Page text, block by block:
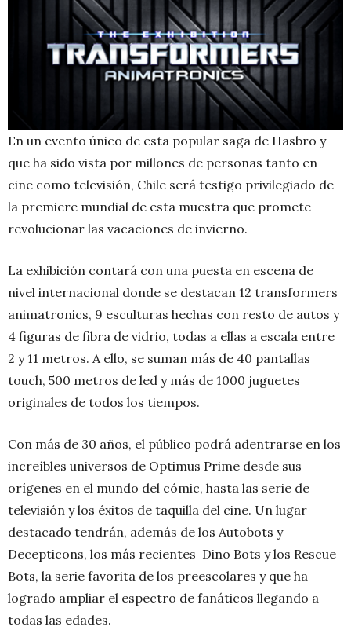
En un evento único de esta popular saga de Hasbro y
que ha sido vista por millones de personas tanto en
cine como televisión, Chile será testigo privilegiado de
la premiere mundial de esta muestra que promete
revolucionar las vacaciones de invierno.
La exhibición contará con una puesta en escena de
nivel internacional donde se destacan 12 transformers
animatronics, 9 esculturas hechas con resto de autos y
4 figuras de fibra de vidrio, todas a ellas a escala entre
2 y 11 metros. A ello, se suman más de 40 pantallas
touch, 500 metros de led y más de 1000 juguetes
originales de todos los tiempos.
Con más de 30 años, el público podrá adentrarse en los
increíbles universos de Optimus Prime desde sus
orígenes en el mundo del cómic, hasta las serie de
televisión y los éxitos de taquilla del cine. Un lugar
destacado tendrán, además de los Autobots y
Decepticons, los más recientes Dino Bots y los Rescue
Bots, la serie favorita de los preescolares y que ha
logrado ampliar el espectro de fanáticos llegando a
todas las edades.